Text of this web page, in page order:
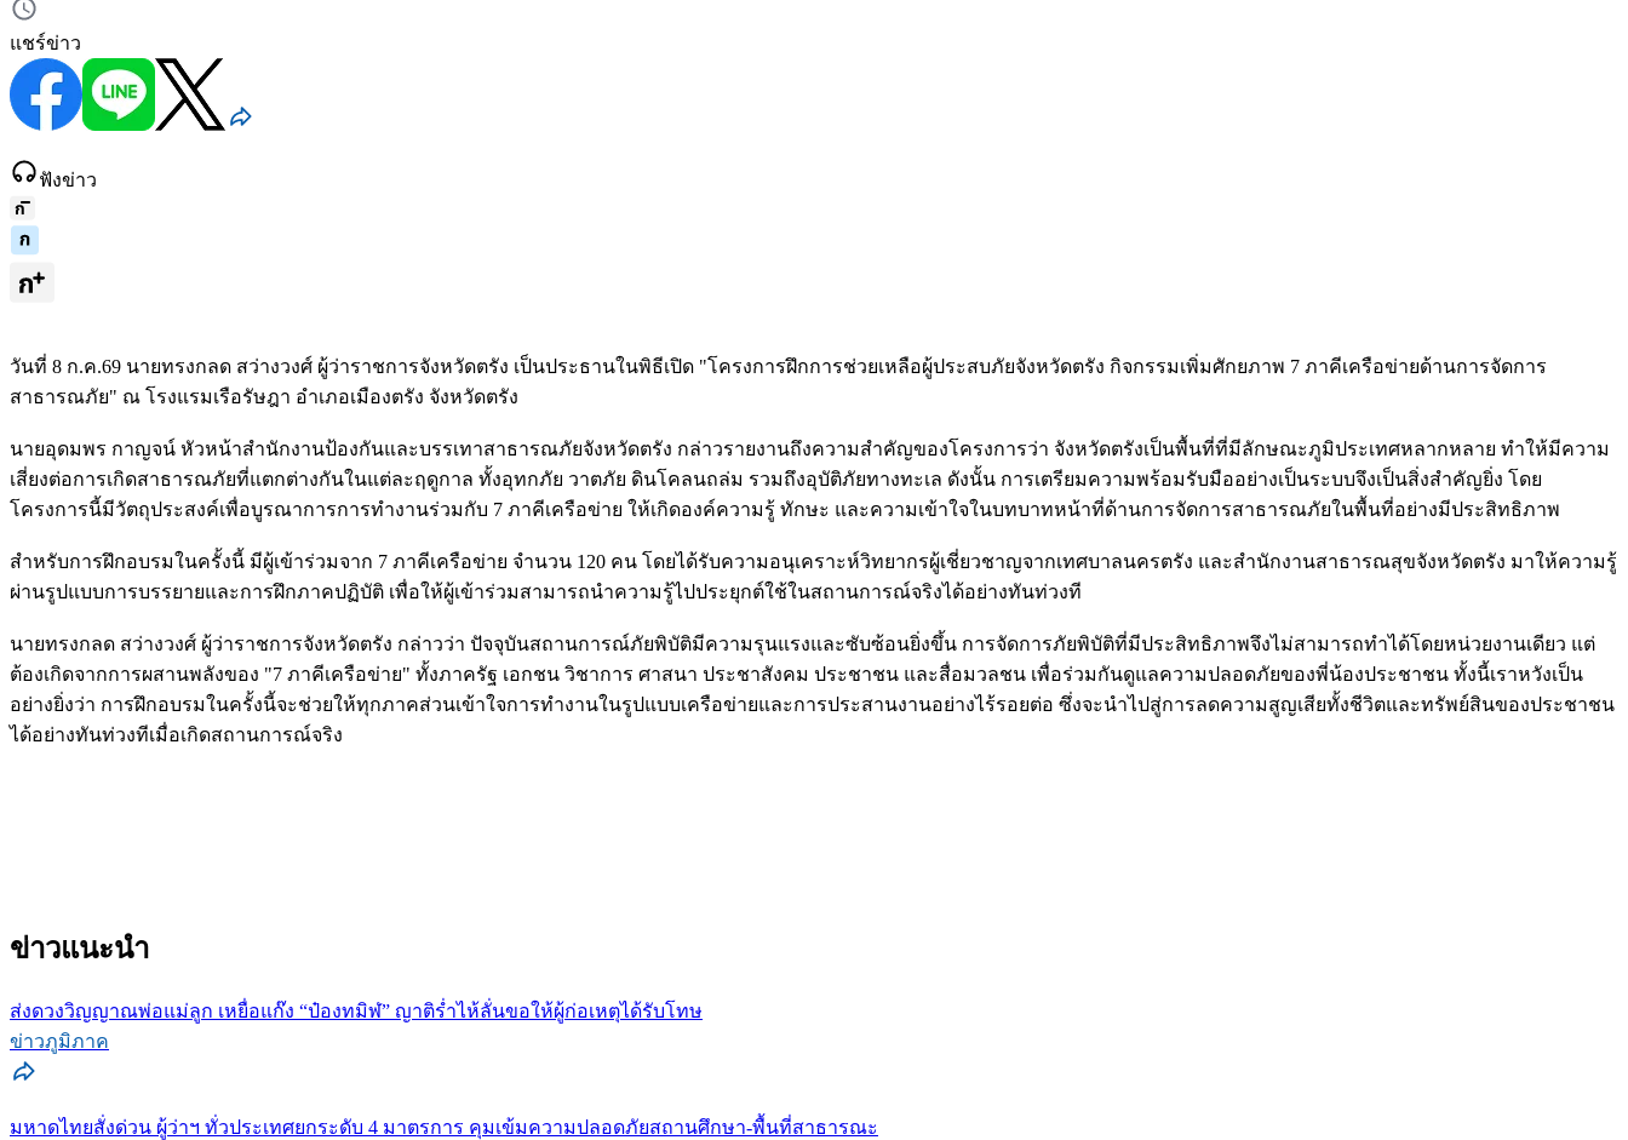
แชร์ข่าว
ฟังข่าว
วันที่ 8 ก.ค.69 นายทรงกลด สว่างวงศ์ ผู้ว่าราชการจังหวัดตรัง เป็นประธานในพิธีเปิด "โครงการฝึกการช่วยเหลือผู้ประสบภัยจังหวัดตรัง กิจกรรมเพิ่มศักยภาพ 7 ภาคีเครือข่ายด้านการจัดการ
สาธารณภัย" ณ โรงแรมเรือรัษฎา อำเภอเมืองตรัง จังหวัดตรัง
นายอุดมพร กาญจน์ หัวหน้าสำนักงานป้องกันและบรรเทาสาธารณภัยจังหวัดตรัง กล่าวรายงานถึงความสำคัญของโครงการว่า จังหวัดตรังเป็นพื้นที่ที่มีลักษณะภูมิประเทศหลากหลาย ทำให้มีความ
เสี่ยงต่อการเกิดสาธารณภัยที่แตกต่างกันในแต่ละฤดูกาล ทั้งอุทกภัย วาตภัย ดินโคลนถล่ม รวมถึงอุบัติภัยทางทะเล ดังนั้น การเตรียมความพร้อมรับมืออย่างเป็นระบบจึงเป็นสิ่งสำคัญยิ่ง โดย
โครงการนี้มีวัตถุประสงค์เพื่อบูรณาการการทำงานร่วมกับ 7 ภาคีเครือข่าย ให้เกิดองค์ความรู้ ทักษะ และความเข้าใจในบทบาทหน้าที่ด้านการจัดการสาธารณภัยในพื้นที่อย่างมีประสิทธิภาพ
สำหรับการฝึกอบรมในครั้งนี้ มีผู้เข้าร่วมจาก 7 ภาคีเครือข่าย จำนวน 120 คน โดยได้รับความอนุเคราะห์วิทยากรผู้เชี่ยวชาญจากเทศบาลนครตรัง และสำนักงานสาธารณสุขจังหวัดตรัง มาให้ความรู้
ผ่านรูปแบบการบรรยายและการฝึกภาคปฏิบัติ เพื่อให้ผู้เข้าร่วมสามารถนำความรู้ไปประยุกต์ใช้ในสถานการณ์จริงได้อย่างทันท่วงที
นายทรงกลด สว่างวงศ์ ผู้ว่าราชการจังหวัดตรัง กล่าวว่า ปัจจุบันสถานการณ์ภัยพิบัติมีความรุนแรงและซับซ้อนยิ่งขึ้น การจัดการภัยพิบัติที่มีประสิทธิภาพจึงไม่สามารถทำได้โดยหน่วยงานเดียว แต่
ต้องเกิดจากการผสานพลังของ "7 ภาคีเครือข่าย" ทั้งภาครัฐ เอกชน วิชาการ ศาสนา ประชาสังคม ประชาชน และสื่อมวลชน เพื่อร่วมกันดูแลความปลอดภัยของพี่น้องประชาชน ทั้งนี้เราหวังเป็น
อย่างยิ่งว่า การฝึกอบรมในครั้งนี้จะช่วยให้ทุกภาคส่วนเข้าใจการทำงานในรูปแบบเครือข่ายและการประสานงานอย่างไร้รอยต่อ ซึ่งจะนำไปสู่การลดความสูญเสียทั้งชีวิตและทรัพย์สินของประชาชน
ได้อย่างทันท่วงทีเมื่อเกิดสถานการณ์จริง
ข่าวแนะนำ
ส่งดวงวิญญาณพ่อแม่ลูก เหยื่อแก๊ง “ป๋องทมิฬ” ญาติร่ำไห้ลั่นขอให้ผู้ก่อเหตุได้รับโทษ
ข่าวภูมิภาค
มหาดไทยสั่งด่วน ผู้ว่าฯ ทั่วประเทศยกระดับ 4 มาตรการ คุมเข้มความปลอดภัยสถานศึกษา-พื้นที่สาธารณะ